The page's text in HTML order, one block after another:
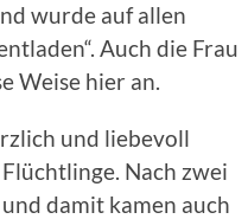
wurde auf allen
Auch die Frau
Weise hier an.
und liebevoll
Nach zwei
damit kamen auch